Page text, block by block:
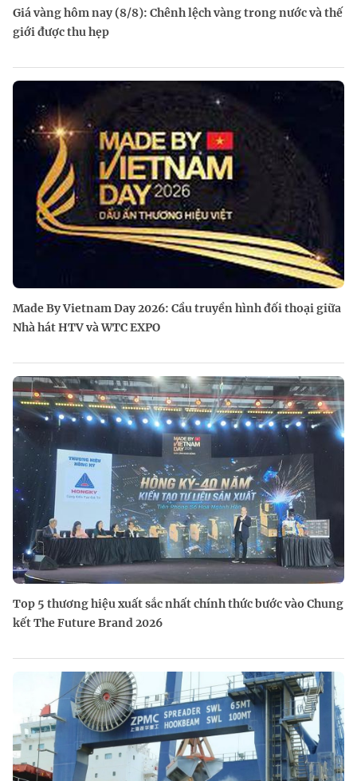
Giá vàng hôm nay (8/8): Chênh lệch vàng trong nước và thế
giới được thu hẹp
Made By Vietnam Day 2026: Cầu truyền hình đối thoại giữa
Nhà hát HTV và WTC EXPO
Top 5 thương hiệu xuất sắc nhất chính thức bước vào Chung
kết The Future Brand 2026